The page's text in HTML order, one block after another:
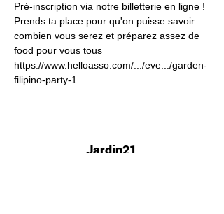
Pré-inscription via notre billetterie en ligne !
Prends ta place pour qu'on puisse savoir
combien vous serez et préparez assez de
food pour vous tous
https://www.helloasso.com/.../eve.../garden-
filipino-party-1
Jardin21